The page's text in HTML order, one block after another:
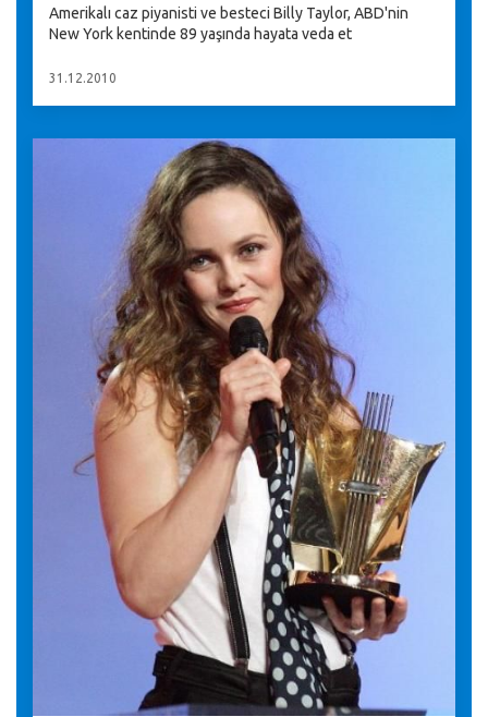
Amerikalı caz piyanisti ve besteci Billy Taylor, ABD'nin
New York kentinde 89 yaşında hayata veda et
31.12.2010